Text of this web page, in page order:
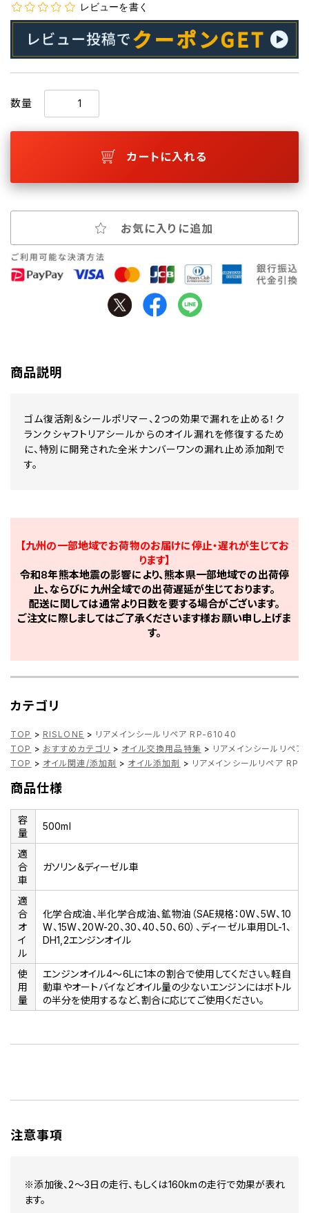
レビューを書く
数量
カートに入れる
お気に入りに追加
商品説明
ゴム復活剤＆シールポリマー、2つの効果で漏れを止める！ク
ランクシャフトリアシールからのオイル漏れを修復するため
に、特別に開発された全米ナンバーワンの漏れ止め添加剤で
す。
【九州の一部地域でお荷物のお届けに停止・遅れが生じてお
ります】
令和8年熊本地震の影響により、熊本県一部地域での出荷停
止、ならびに九州全域での出荷遅延が生じております。
配送に関しては通常より日数を要する場合がございます。
ご注文に際しましてはご了承くださいます様お願い申し上げま
す。
カテゴリ
TOP > RISLONE > リアメインシールリペア RP-61040
TOP > おすすめカテゴリ > オイル交換用品特集 > リアメインシールリペ
TOP > オイル関連/添加剤 > オイル添加剤 > リアメインシールリペア
商品仕様
容
量
500ml
適
合
車
ガソリン＆ディーゼル車
適
合
オ
イ
ル
化学合成油、半化学合成油、鉱物油（SAE規格：0W、5W、10
W、15W、20W-20、30、40、50、60）、ディーゼル車用DL-1、
DH1,2エンジンオイル
使
用
量
エンジンオイル4～6Lに1本の割合で使用してください。軽自
動車やオートバイなどオイル量の少ないエンジンにはボトル
の半分を使用するなど、割合に応じてご使用ください。
注意事項
※添加後、2～3日の走行、もしくは160kmの走行で効果が表れ
ます。